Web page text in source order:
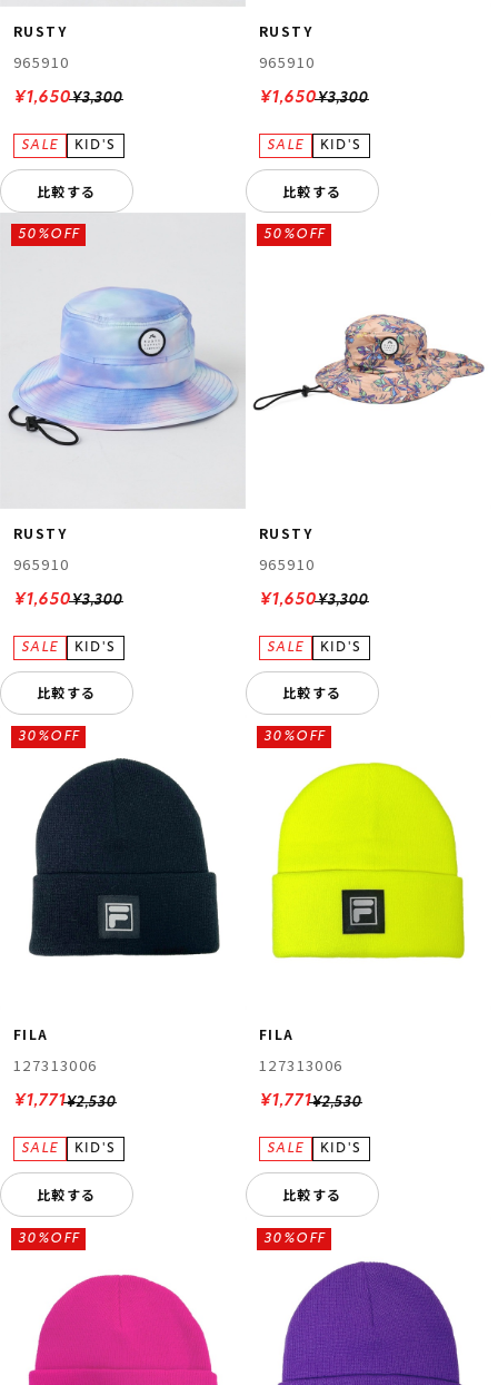
RUSTY
965910
¥3,300
¥1,650
比較する
RUSTY
965910
¥3,300
¥1,650
比較する
RUSTY
965910
¥3,300
50%OFF
¥1,650
比較する
RUSTY
965910
¥3,300
50%OFF
¥1,650
比較する
FILA
127313006
¥2,530
30%OFF
¥1,771
比較する
FILA
127313006
¥2,530
30%OFF
¥1,771
比較する
30%OFF 30%OFF